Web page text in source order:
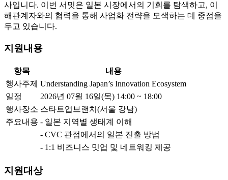
사입니다. 이번 서밋은 일본 시장에서의 기회를 탐색하고, 이
해관계자와의 협력을 통해 사업화 전략을 모색하는 데 중점을
두고 있습니다.
지원내용
항목
내용
행사주제 Understanding Japan’s Innovation Ecosystem
일정
2026년 07월 16일(목) 14:00 ~ 18:00
행사장소 스타트업브랜치(서울 강남)
주요내용 - 일본 지역별 생태계 이해
- CVC 관점에서의 일본 진출 방법
- 1:1 비즈니스 밋업 및 네트워킹 제공
지원대상